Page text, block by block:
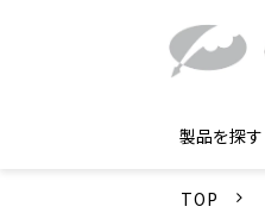
製品を探す
TOP